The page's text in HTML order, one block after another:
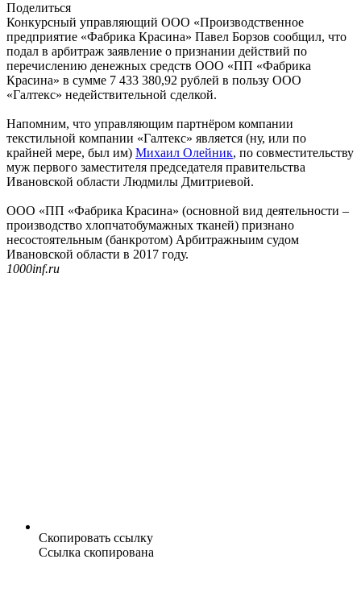
Поделиться
Конкурсный управляющий ООО «Производственное
предприятие «Фабрика Красина» Павел Борзов сообщил, что
подал в арбитраж заявление о признании действий по
перечислению денежных средств ООО «ПП «Фабрика
Красина» в сумме 7 433 380,92 рублей в пользу ООО
«Галтекс» недействительной сделкой.
Напомним, что управляющим партнёром компании
текстильной компании «Галтекс» является (ну, или по
крайней мере, был им) Михаил Олейник, по совместительству
муж первого заместителя председателя правительства
Ивановской области Людмилы Дмитриевой.
ООО «ПП «Фабрика Красина» (основной вид деятельности –
производство хлопчатобумажных тканей) признано
несостоятельным (банкротом) Арбитражныим судом
Ивановской области в 2017 году.
1000inf.ru
Скопировать ссылку
Ссылка скопирована